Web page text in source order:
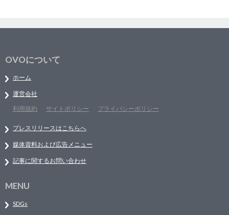
OVOについて
ホーム
運営会社
利用規約
サイトポリシー プライバシーポリシー
プレスリリースはこちらへ
媒体資料および広告メニュー
記事に関するお問い合わせ
MENU
SDGs